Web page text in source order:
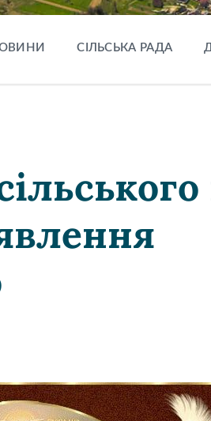
СІЛЬСЬКА РАДА